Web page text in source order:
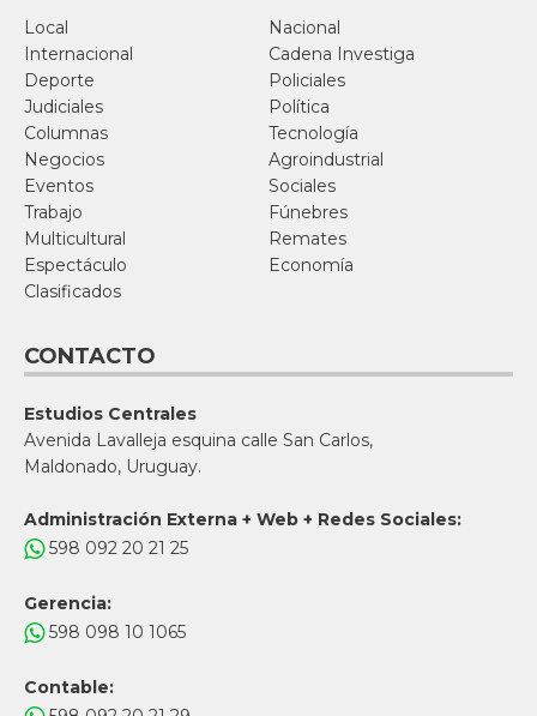
Local
Nacional
Internacional
Cadena Investiga
Deporte
Policiales
Judiciales
Política
Columnas
Tecnología
Negocios
Agroindustrial
Eventos
Sociales
Trabajo
Fúnebres
Multicultural
Remates
Espectáculo
Economía
Clasificados
CONTACTO
Estudios Centrales
Avenida Lavalleja esquina calle San Carlos,
Maldonado, Uruguay.
Administración Externa + Web + Redes Sociales:
598 092 20 21 25
Gerencia:
598 098 10 1065
Contable: